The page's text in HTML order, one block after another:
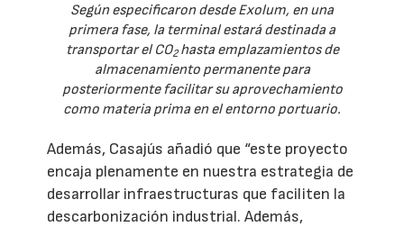
Según especificaron desde Exolum, en una
primera fase, la terminal estará destinada a
transportar el CO2hasta emplazamientos de
almacenamiento permanente para
posteriormente facilitar su aprovechamiento
como materia prima en el entorno portuario.
Además, Casajús añadió que “este proyecto
encaja plenamente en nuestra estrategia de
desarrollar infraestructuras que faciliten la
descarbonización industrial. Además,